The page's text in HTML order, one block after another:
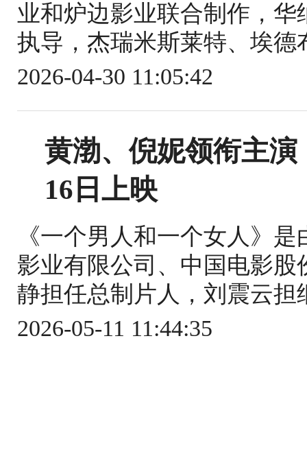
业和炉边影业联合制作，
执导，杰瑞米斯莱特、埃
2026-04-30 11:05:42
黄渤、倪妮领衔主
16日上映
《一个男人和一个女人》
影业有限公司、中国电影
静担任总制片人，刘震云
2026-05-11 11:44:35